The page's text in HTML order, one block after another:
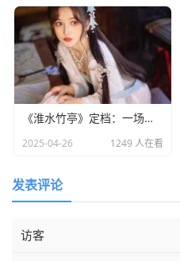
《淮水竹亭》定档：一场东方美学与宿命之恋的双重盛宴​
2025-04-26 1249 人在看
发表评论